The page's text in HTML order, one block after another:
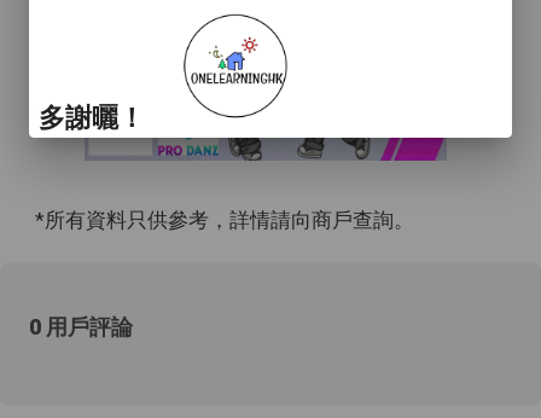
*所有資料只供參考，詳情請向商戶查詢。
0 用戶評論
多謝曬！